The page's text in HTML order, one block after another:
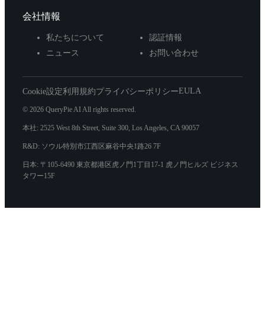
会社情報
私たちについて
認証情報
ニュース
お問い合わせ
Cookie設定利用規約プライバシーポリシーEULA
© 2026 QueryPie AI All rights reserved.
本社: 2525 West 8th Street, Suite 300, Los Angeles, CA 90057
R&D: ソウル特別市江西区麻谷中央1路26 7F
日本: 〒105-6490 東京都港区虎ノ門1丁目17-1 虎ノ門ヒルズ ビジネス
タワー15F